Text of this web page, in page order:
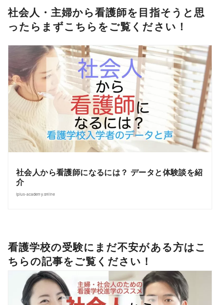
社会人・主婦から看護師を目指そうと思
ったらまずこちらをご覧ください！
社会人から看護師になるには？ データと体験談を紹
介
iplus-academy.online
看護学校の受験にまだ不安がある方はこ
ちらの記事をご覧ください！